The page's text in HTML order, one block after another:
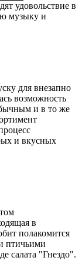
удовольствие в
музыку и
для внезапно
возможность
и в то же
и вкусных
в
полакомится
птичьими
салата "Гнездо".